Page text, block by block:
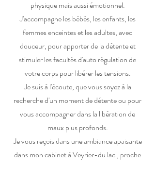
physique mais aussi émotionnel.
J'accompagne les bébés, les enfants, les
femmes enceintes et les adultes, avec
douceur, pour apporter de la détente et
stimuler les facultés d'auto régulation de
votre corps pour libérer les tensions.
Je suis à l'écoute, que vous soyez à la
recherche d'un moment de détente ou pour
vous accompagner dans la libération de
maux plus profonds.
Je vous reçois dans une ambiance apaisante
dans mon cabinet à Veyrier-du lac , proche